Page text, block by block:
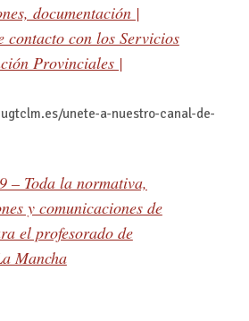
documentación |
contacto con los Servicios
Provinciales |
unete-a-nuestro-canal-de-
– Toda la normativa,
y comunicaciones de
el profesorado de
Mancha